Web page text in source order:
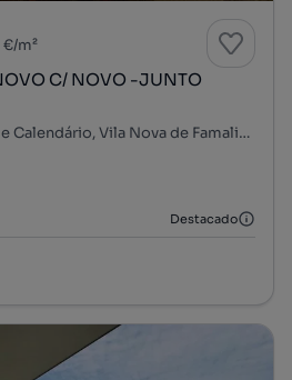
€/m²
C/ NOVO -JUNTO
Vila Nova de Famalicão e Calendário, Vila Nova de Famalicão, Braga
Destacado